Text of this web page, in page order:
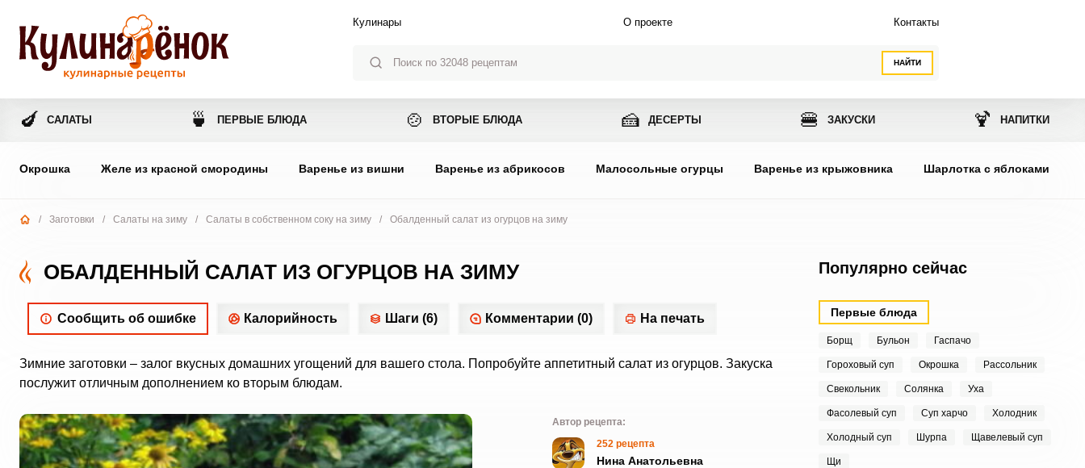
НАЙТИ
Кулинары О проекте Контакты
🍆 САЛАТЫ 🍵 ПЕРВЫЕ БЛЮДА 🍲 ВТОРЫЕ БЛЮДА 🍰 ДЕСЕРТЫ 🍔 ЗАКУСКИ 🍹 НАПИТКИ
Окрошка Желе из красной смородины Варенье из вишни Варенье из абрикосов Малосольные огурцы Варенье из крыжовника Шарлотка с яблоками
/ Заготовки / Салаты на зиму / Салаты в собственном соку на зиму / Обалденный салат из огурцов на зиму
ОБАЛДЕННЫЙ САЛАТ ИЗ ОГУРЦОВ НА ЗИМУ
Сообщить об ошибке Калорийность Шаги (6) Комментарии (0) На печать
Зимние заготовки – залог вкусных домашних угощений для вашего стола. Попробуйте аппетитный салат из огурцов. Закуска
послужит отличным дополнением ко вторым блюдам.
Автор рецепта:
252 рецепта
Нина Анатольевна
Популярно сейчас
Первые блюда
Борщ Бульон Гаспачо
Гороховый суп Окрошка Рассольник
Свекольник Солянка Уха
Фасолевый суп Суп харчо Холодник
Холодный суп Шурпа Щавелевый суп
Щи